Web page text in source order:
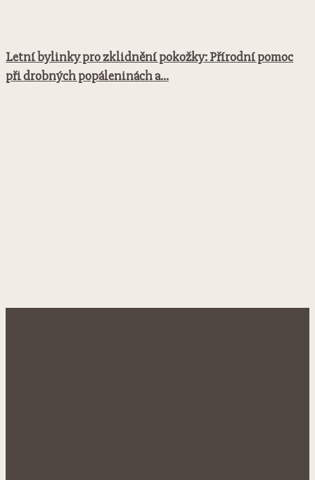
Letní bylinky pro zklidnění pokožky: Přírodní pomoc
při drobných popáleninách a...